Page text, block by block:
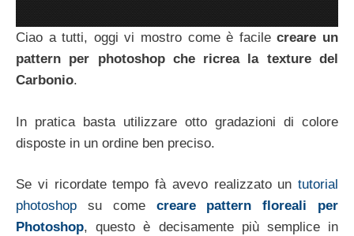
Ciao a tutti, oggi vi mostro come è facilecreare un
pattern per photoshop che ricrea la texture del
Carbonio.
In pratica basta utilizzare otto gradazioni di colore
disposte in un ordine ben preciso.
Se vi ricordate tempo fà avevo realizzato un tutorial
photoshop su come creare pattern floreali per
Photoshop, questo è decisamente più semplice in